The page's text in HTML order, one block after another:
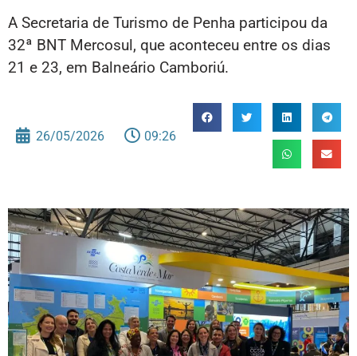
A Secretaria de Turismo de Penha participou da
32ª BNT Mercosul, que aconteceu entre os dias
21 e 23, em Balneário Camboriú.
26/05/2026 09:26